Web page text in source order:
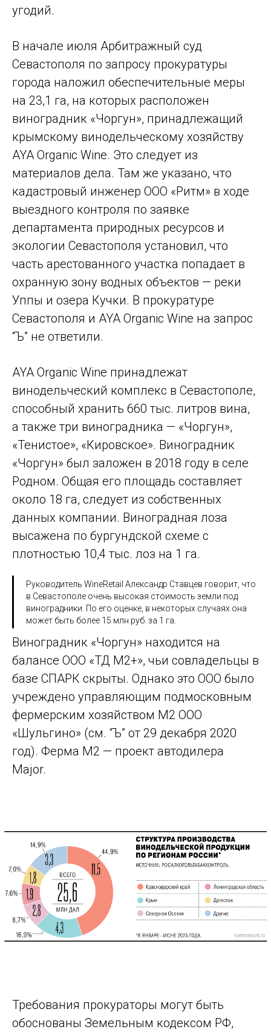
угодий.
В начале июля Арбитражный суд
Севастополя по запросу прокуратуры
города наложил обеспечительные меры
на 23,1 га, на которых расположен
виноградник «Чоргун», принадлежащий
крымскому винодельческому хозяйству
AYA Organic Wine. Это следует из
материалов дела. Там же указано, что
кадастровый инженер ООО «Ритм» в ходе
выездного контроля по заявке
департамента природных ресурсов и
экологии Севастополя установил, что
часть арестованного участка попадает в
охранную зону водных объектов — реки
Уппы и озера Кучки. В прокуратуре
Севастополя и AYA Organic Wine на запрос
“Ъ” не ответили.
AYA Organic Wine принадлежат
винодельческий комплекс в Севастополе,
способный хранить 660 тыс. литров вина,
а также три виноградника — «Чоргун»,
«Тенистое», «Кировское». Виноградник
«Чоргун» был заложен в 2018 году в селе
Родном. Общая его площадь составляет
около 18 га, следует из собственных
данных компании. Виноградная лоза
высажена по бургундской схеме с
плотностью 10,4 тыс. лоз на 1 га.
Руководитель WineRetail Александр Ставцев говорит, что
в Севастополе очень высокая стоимость земли под
виноградники. По его оценке, в некоторых случаях она
может быть более 15 млн руб. за 1 га.
Виноградник «Чоргун» находится на
балансе ООО «ТД М2+», чьи совладельцы в
базе СПАРК скрыты. Однако это ООО было
учреждено управляющим подмосковным
фермерским хозяйством М2 ООО
«Шульгино» (см. “Ъ” от 29 декабря 2020
год). Ферма М2 — проект автодилера
Major.
Требования прокураторы могут быть
обоснованы Земельным кодексом РФ,